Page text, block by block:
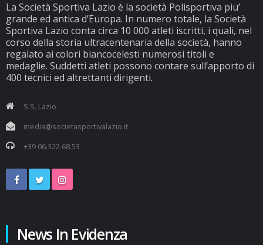
La Società Sportiva Lazio è la società Polisportiva piu’
grande ed antica d’Europa. In numero totale, la Società
Sportiva Lazio conta circa 10 000 atleti iscritti, i quali, nel
corso della storia ultracentenaria della società, hanno
regalato ai colori biancocelesti numerosi titoli e
medaglie. Suddetti atleti possono contare sull’apporto di
400 tecnici ed altrettanti dirigenti.
S.S. Lazio
media@societasportivalazio.it
+39 06.322.68.53
News In Evidenza